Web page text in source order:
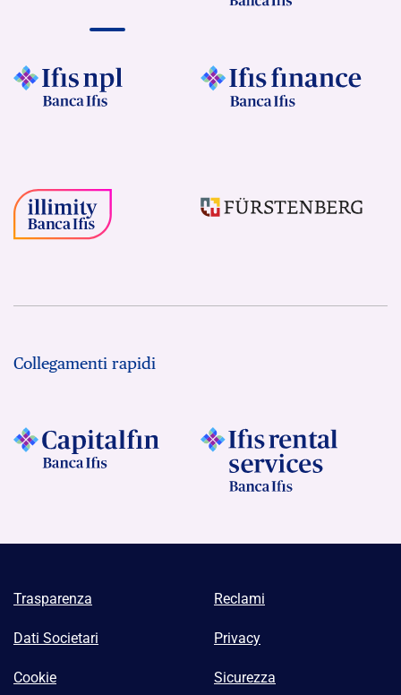
Collegamenti rapidi
Trasparenza Reclami
Dati Societari Privacy
Cookie Sicurezza